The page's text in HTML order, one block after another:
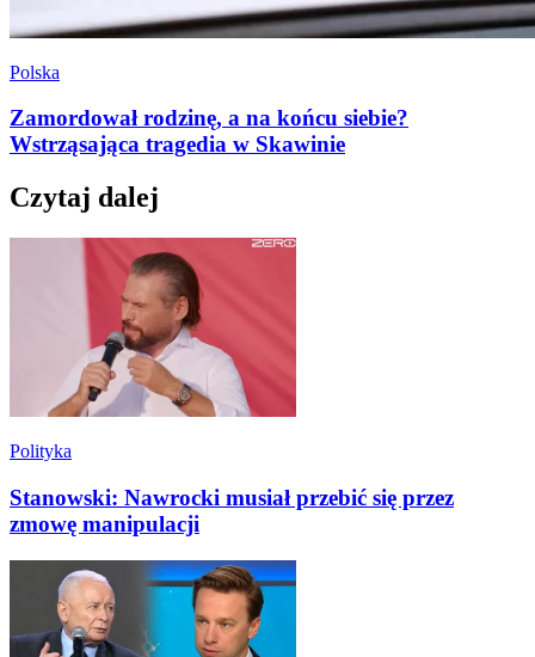
Polska
Zamordował rodzinę, a na końcu siebie?
Wstrząsająca tragedia w Skawinie
Czytaj dalej
Polityka
Stanowski: Nawrocki musiał przebić się przez
zmowę manipulacji